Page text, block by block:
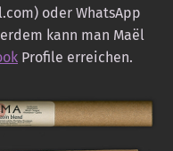
oder WhatsApp
kann man Maël
Profile erreichen.